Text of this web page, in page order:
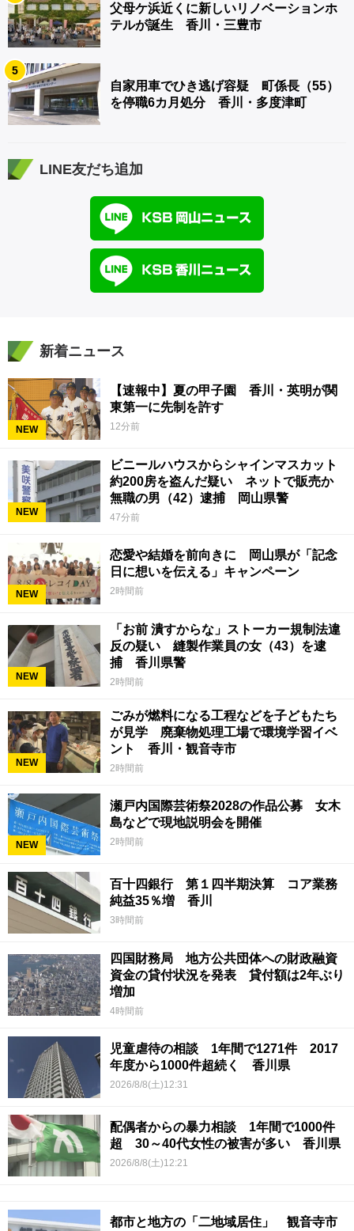
父母ケ浜近くに新しいリノベーションホ
テルが誕生 香川・三豊市
5
自家用車でひき逃げ容疑 町係長（55）
を停職6カ月処分 香川・多度津町
LINE友だち追加
新着ニュース
NEW
【速報中】夏の甲子園 香川・英明が関
東第一に先制を許す
12分前
NEW
ビニールハウスからシャインマスカット
約200房を盗んだ疑い ネットで販売か
無職の男（42）逮捕 岡山県警
47分前
NEW
恋愛や結婚を前向きに 岡山県が「記念
日に想いを伝える」キャンペーン
2時間前
NEW
「お前 潰すからな」ストーカー規制法違
反の疑い 縫製作業員の女（43）を逮
捕 香川県警
2時間前
NEW
ごみが燃料になる工程などを子どもたち
が見学 廃棄物処理工場で環境学習イベ
ント 香川・観音寺市
2時間前
NEW
瀬戸内国際芸術祭2028の作品公募 女木
島などで現地説明会を開催
2時間前
百十四銀行 第１四半期決算 コア業務
純益35％増 香川
3時間前
四国財務局 地方公共団体への財政融資
資金の貸付状況を発表 貸付額は2年ぶり
増加
4時間前
児童虐待の相談 1年間で1271件 2017
年度から1000件超続く 香川県
2026/8/8(土)12:31
配偶者からの暴力相談 1年間で1000件
超 30～40代女性の被害が多い 香川県
2026/8/8(土)12:21
都市と地方の「二地域居住」 観音寺市